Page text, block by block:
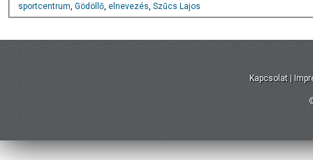
sportcentrum, Gödöllő, elnevezés, Szűcs Lajos
Kapcsolat |